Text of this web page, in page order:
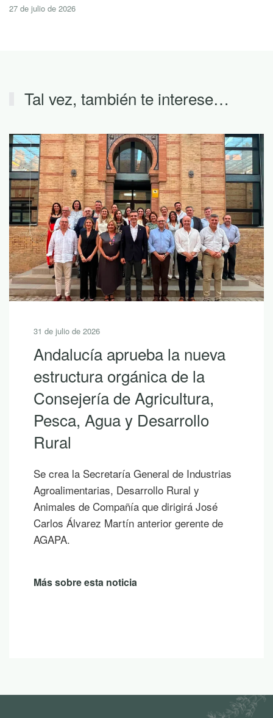
27 de julio de 2026
Tal vez, también te interese…
31 de julio de 2026
Andalucía aprueba la nueva
estructura orgánica de la
Consejería de Agricultura,
Pesca, Agua y Desarrollo
Rural
Se crea la Secretaría General de Industrias
Agroalimentarias, Desarrollo Rural y
Animales de Compañía que dirigirá José
Carlos Álvarez Martín anterior gerente de
AGAPA.
Más sobre esta noticia